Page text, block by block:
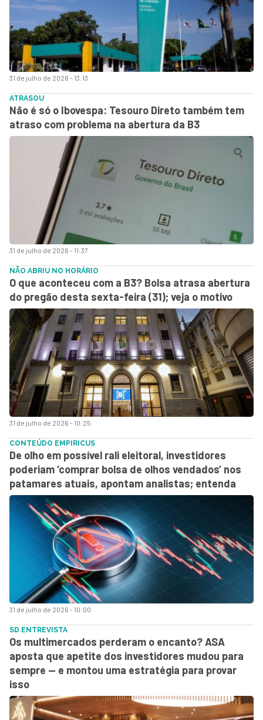
31 de julho de 2026 - 13:13
31 de julho de 2026 - 11:37
ATRASOU
Não é só o Ibovespa: Tesouro Direto também tem
atraso com problema na abertura da B3
31 de julho de 2026 - 10:25
NÃO ABRIU NO HORÁRIO
O que aconteceu com a B3? Bolsa atrasa abertura
do pregão desta sexta-feira (31); veja o motivo
31 de julho de 2026 - 10:00
CONTEÚDO EMPIRICUS
De olho em possível rali eleitoral, investidores
poderiam ‘comprar bolsa de olhos vendados’ nos
patamares atuais, apontam analistas; entenda
SD ENTREVISTA
Os multimercados perderam o encanto? ASA
aposta que apetite dos investidores mudou para
sempre — e montou uma estratégia para provar
isso